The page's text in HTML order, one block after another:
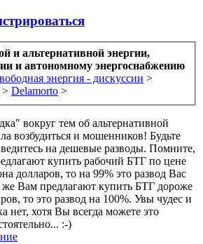
и альтернативной энергии,
и автономному энергоснабжению
энергия - дискуссии >
> Delamorto >
вокруг тем об альтернативной
возбудиться и мошенников! Будьте
на дешевые разводы. Помните,
купить рабочий БТГ по цене
долларов, то на 99% это развод Вас
же Вам предлагают купить БТГ дороже
то это развод на 100%. Увы чудес и
нет, хотя Вы всегда можете это
:-)